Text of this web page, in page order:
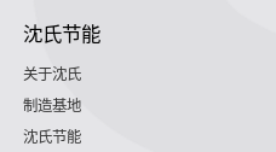
沈氏节能
关于沈氏
制造基地
沈氏节能